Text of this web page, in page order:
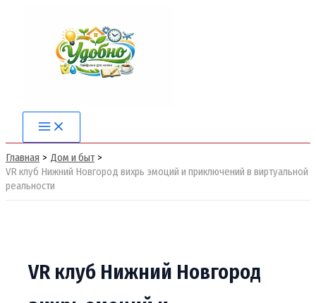
содержимому
Main
Menu
Главная
Дом и быт
VR клуб Нижний Новгород вихрь эмоций и приключений в виртуальной
реальности
VR клуб Нижний Новгород